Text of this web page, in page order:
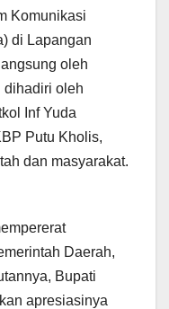
Komunikasi
di Lapangan
oleh
dihadiri oleh
Inf Yuda
Putu Kholis,
dan masyarakat.
Daerah,
Bupati
apresiasinya